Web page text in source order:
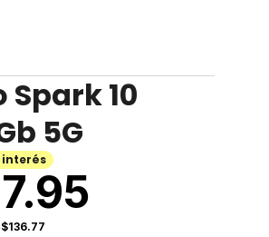
Spark 10
5G
interés
$136.77